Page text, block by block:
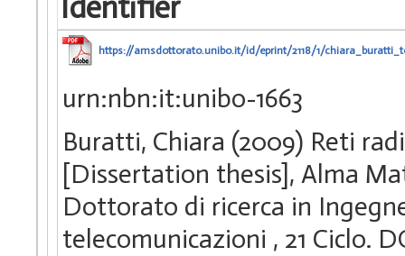
Identifier
https://amsdottorato.unibo.it/id/eprint/2118/1/
urn:nbn:it:unibo-1663
Buratti, Chiara (2009) Reti
[Dissertation thesis], Alma
Dottorato di ricerca in
telecomunicazioni , 21 Ciclo.